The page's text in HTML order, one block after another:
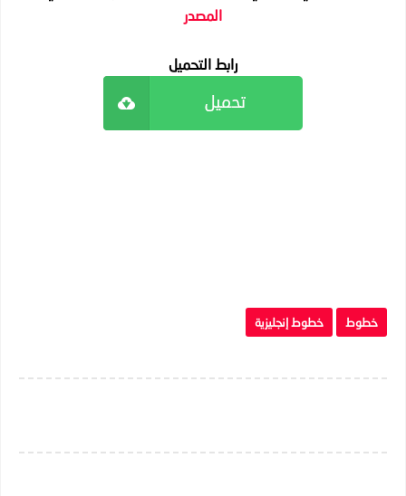
المصدر
رابط التحميل
خطوط خطوط إنجليزية